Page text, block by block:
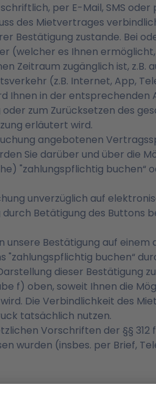
per E-Mail, SMS
des Mietvertrages
zustande. Bei
(welcher es Ihnen
Zeitraum zugänglich ist, z.B.
(z.B. Internet, App,
in der entsprechenden
zum Zurücksetzen des
erläutert wird.
angebotenen
Sie darüber und über die
"zahlungspflichtig buchen“
unverzüglich auf
Betätigung des Buttons
Bestätigung auf
"zahlungspflichtig buchen“
dieser Bestätigung
f) oben, soweit Ihnen die
Die Verbindlichkeit des
tatsächlich nutzen.
Vorschriften der §§
wurden (insbes. per Brief,